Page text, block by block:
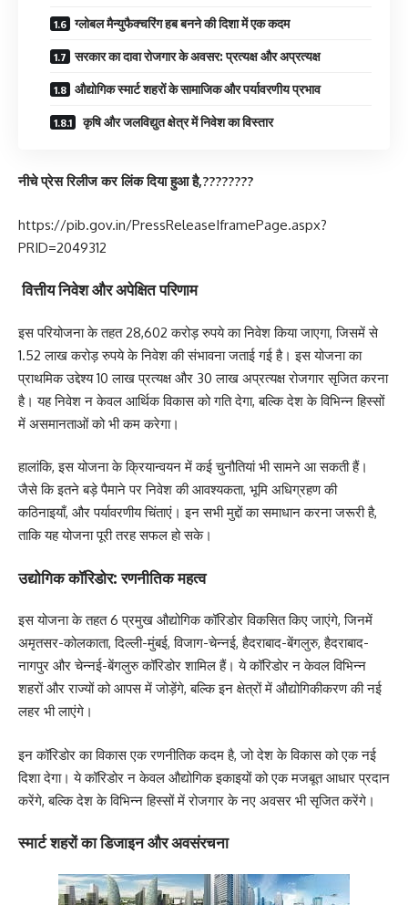
ग्लोबल मैन्युफैक्चरिंग हब बनने की दिशा में एक कदम
सरकार का दावा रोजगार के अवसर: प्रत्यक्ष और अप्रत्यक्ष
औद्योगिक स्मार्ट शहरों के सामाजिक और पर्यावरणीय प्रभाव
कृषि और जलविद्युत क्षेत्र में निवेश का विस्तार
नीचे प्रेस रिलीज कर लिंक दिया हुआ है,????????
https://pib.gov.in/PressReleaseIframePage.aspx?
PRID=2049312
वित्तीय निवेश और अपेक्षित परिणाम
इस परियोजना के तहत 28,602 करोड़ रुपये का निवेश किया जाएगा, जिसमें से
1.52 लाख करोड़ रुपये के निवेश की संभावना जताई गई है। इस योजना का
प्राथमिक उद्देश्य 10 लाख प्रत्यक्ष और 30 लाख अप्रत्यक्ष रोजगार सृजित करना
है। यह निवेश न केवल आर्थिक विकास को गति देगा, बल्कि देश के विभिन्न हिस्सों
में असमानताओं को भी कम करेगा।
हालांकि, इस योजना के क्रियान्वयन में कई चुनौतियां भी सामने आ सकती हैं।
जैसे कि इतने बड़े पैमाने पर निवेश की आवश्यकता, भूमि अधिग्रहण की
कठिनाइयाँ, और पर्यावरणीय चिंताएं। इन सभी मुद्दों का समाधान करना जरूरी है,
ताकि यह योजना पूरी तरह सफल हो सके।
उद्योगिक कॉरिडोर: रणनीतिक महत्व
इस योजना के तहत 6 प्रमुख औद्योगिक कॉरिडोर विकसित किए जाएंगे, जिनमें
अमृतसर-कोलकाता, दिल्ली-मुंबई, विजाग-चेन्नई, हैदराबाद-बेंगलुरु, हैदराबाद-
नागपुर और चेन्नई-बेंगलुरु कॉरिडोर शामिल हैं। ये कॉरिडोर न केवल विभिन्न
शहरों और राज्यों को आपस में जोड़ेंगे, बल्कि इन क्षेत्रों में औद्योगिकीकरण की नई
लहर भी लाएंगे।
इन कॉरिडोर का विकास एक रणनीतिक कदम है, जो देश के विकास को एक नई
दिशा देगा। ये कॉरिडोर न केवल औद्योगिक इकाइयों को एक मजबूत आधार प्रदान
करेंगे, बल्कि देश के विभिन्न हिस्सों में रोजगार के नए अवसर भी सृजित करेंगे।
स्मार्ट शहरों का डिजाइन और अवसंरचना